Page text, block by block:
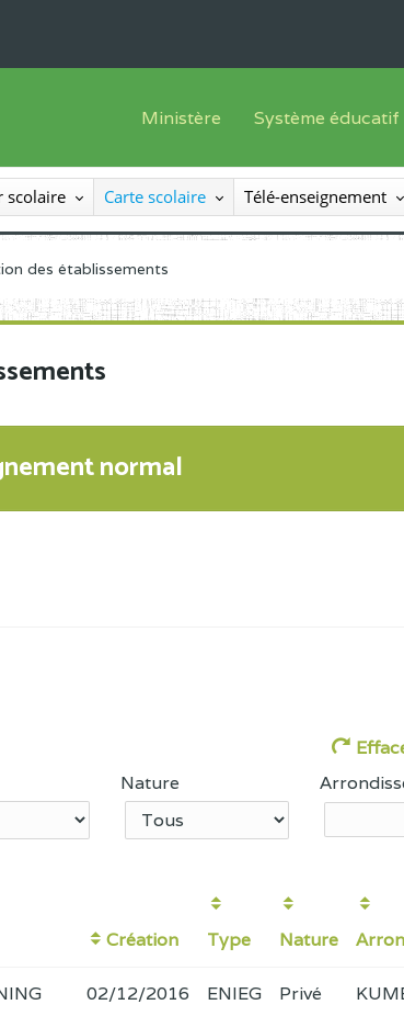
Ministère
Le Ministre
Le SEESEN
Inspection Générale des
Organigramme
Système éducatif
Offre de
Progammes
scolaire Carte scolaire Télé-enseignement
des établissements
normal
Nature
Création Type Nature
02/12/2016 ENIEG Privé